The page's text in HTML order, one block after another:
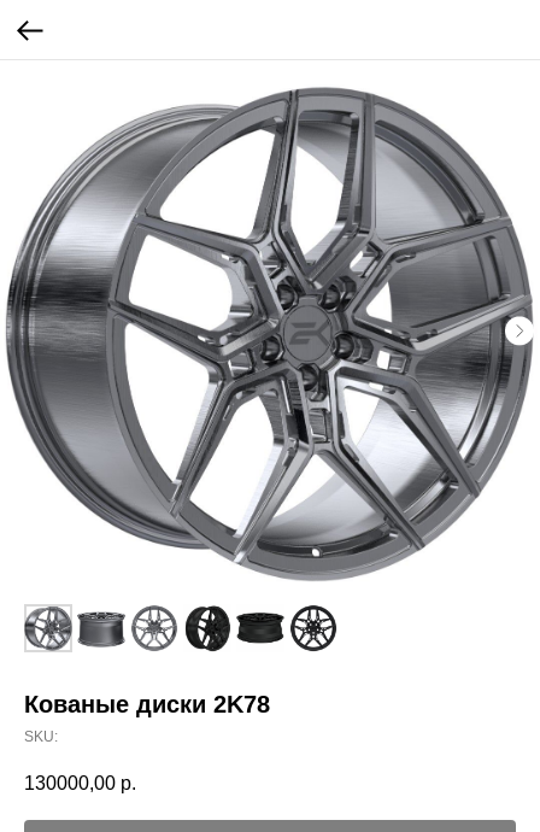
Кованые диски 2K78
SKU:
130000,00 р.